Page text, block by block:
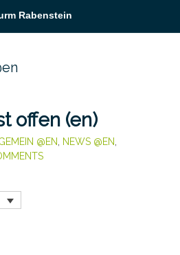
Rabenstein
offen (en)
@EN NEWS @EN